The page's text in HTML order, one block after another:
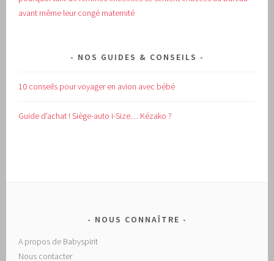
avant même leur congé maternité
NOS GUIDES & CONSEILS
10 conseils pour voyager en avion avec bébé
Guide d’achat !Siège-auto i-Size… Kézako ?
NOUS CONNAÎTRE
A propos de Babyspirit
Nous contacter